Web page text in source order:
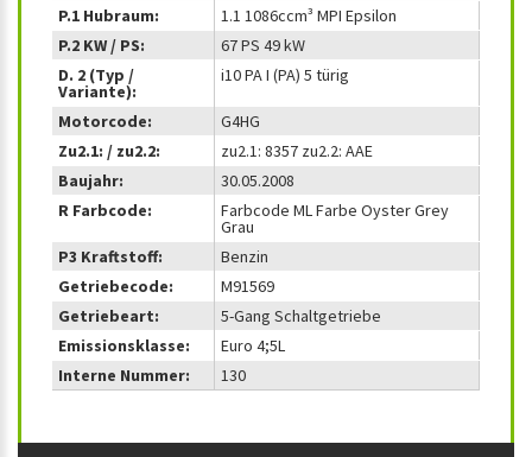
P.1 Hubraum:
1.1 1086ccm³ MPI Epsilon
P.2 KW / PS:
67 PS 49 kW
D. 2 (Typ /
Variante):
i10 PA I (PA) 5 türig
Motorcode:
G4HG
Zu2.1: / zu2.2:
zu2.1: 8357 zu2.2: AAE
Baujahr:
30.05.2008
R Farbcode:
Farbcode ML Farbe Oyster Grey
Grau
P3 Kraftstoff:
Benzin
Getriebecode:
M91569
Getriebeart:
5-Gang Schaltgetriebe
Emissionsklasse:
Euro 4;5L
Interne Nummer:
130